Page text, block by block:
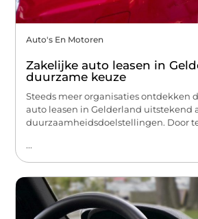
Auto's En Motoren
Zakelijke auto leasen in
duurzame keuze
Steeds meer organisaties ontdekken
auto leasen in Gelderland uitstekend
duurzaamheidsdoelstellingen. Door
...